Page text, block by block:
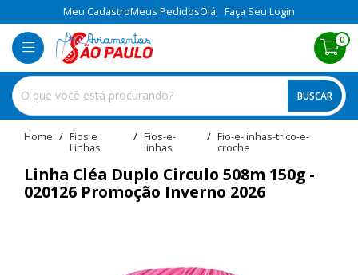
Meu CadastroMeus PedidosOlá, Faça Seu Login
BUSCAR
0
home
Fios e
Linhas
fios-e-
linhas
fio-e-linhas-trico-e-
croche
Linha Cléa Duplo Circulo 508m 150g -
020126 Promoção Inverno 2026